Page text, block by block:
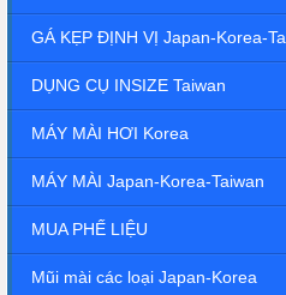
GÁ KẸP ĐỊNH VỊ Japan-Korea-
DỤNG CỤ INSIZE Taiwan
MÁY MÀI HƠI Korea
MÁY MÀI Japan-Korea-Taiwan
MUA PHẾ LIỆU
Mũi mài các loại Japan-Korea